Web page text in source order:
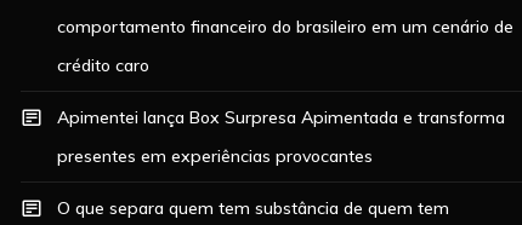
comportamento financeiro do brasileiro em um cenário de
crédito caro
Apimentei lança Box Surpresa Apimentada e transforma
presentes em experiências provocantes
O que separa quem tem substância de quem tem